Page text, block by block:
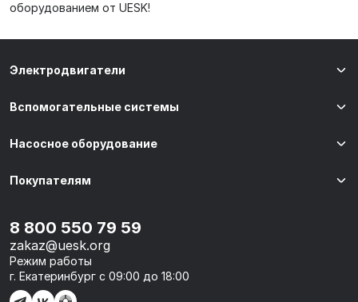
оборудованием от UESK!
Электродвигатели
Вспомогательные системы
Насосное оборудование
Покупателям
8 800 550 79 59
zakaz@uesk.org
Режим работы
г. Екатеринбург с 09:00 до 18:00